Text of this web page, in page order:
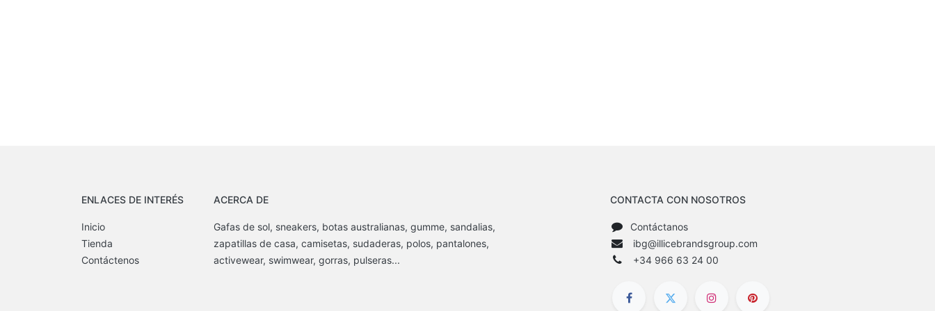
ENLACES DE INTERÉS
Inicio
Tienda
Contáctenos
ACERCA DE
Gafas de sol, sneakers, botas australianas, gumme, sandalias,
zapatillas de casa, camisetas, sudaderas, polos, pantalones,
activewear, swimwear, gorras, pulseras...
CONTACTA CON NOSOTROS
Contáctanos
ibg@illicebrandsgroup.com
+34 966 63 24 00